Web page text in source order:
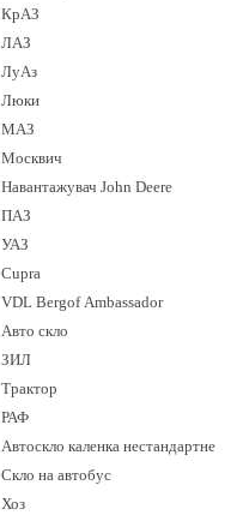
КрАЗ
ЛАЗ
ЛуАз
Люки
МАЗ
Москвич
Навантажувач John Deere
ПАЗ
УАЗ
Cupra
VDL Bergof Ambassador
Авто скло
ЗИЛ
Трактор
РАФ
Автоскло каленка нестандартне
Скло на автобус
Хоз